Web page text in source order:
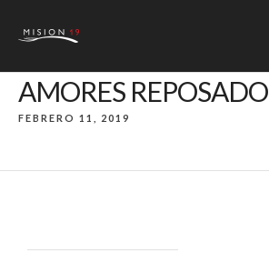
AMORES REPOSADO
FEBRERO 11, 2019